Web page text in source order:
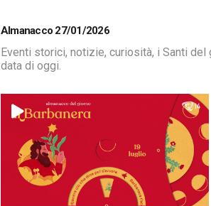
Almanacco 27/01/2026
Eventi storici, notizie, curiosità, i Santi
data di oggi.